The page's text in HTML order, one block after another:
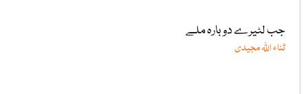
جب لٹیرے دوبارہ ملے
ثناء اللّٰہ مجیدی